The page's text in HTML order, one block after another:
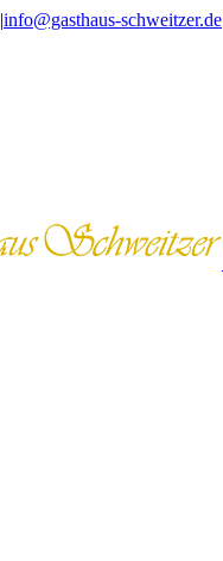
|info@gasthaus-schweitzer.de